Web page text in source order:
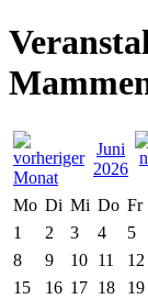
Juni
2026
Mo Di Mi Do Fr
1
2 3 4 5
8
9 10 11 12
15
16 17 18 19